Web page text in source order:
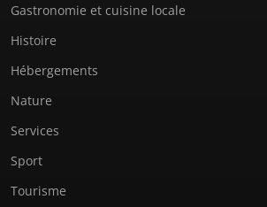
Gastronomie et cuisine locale
Histoire
Hébergements
Nature
Services
Sport
Tourisme